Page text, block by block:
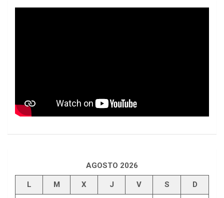
AGOSTO 2026
L M X J V S D